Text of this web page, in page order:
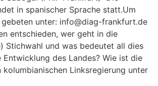
in spanischer Sprache statt.Um
unter: info@diag-frankfurt.de
entschieden, wer geht in die
Stichwahl und was bedeutet all dies
des Landes? Wie ist die
kolumbianischen Linksregierung unter